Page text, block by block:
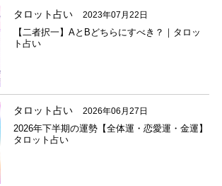
タロット占い 2023年07月22日
【二者択一】AとBどちらにすべき？｜タロッ
ト占い
タロット占い 2026年06月27日
2026年下半期の運勢【全体運・恋愛運・金運】
タロット占い